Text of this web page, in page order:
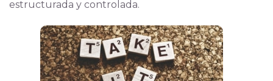
estructurada y controlada.